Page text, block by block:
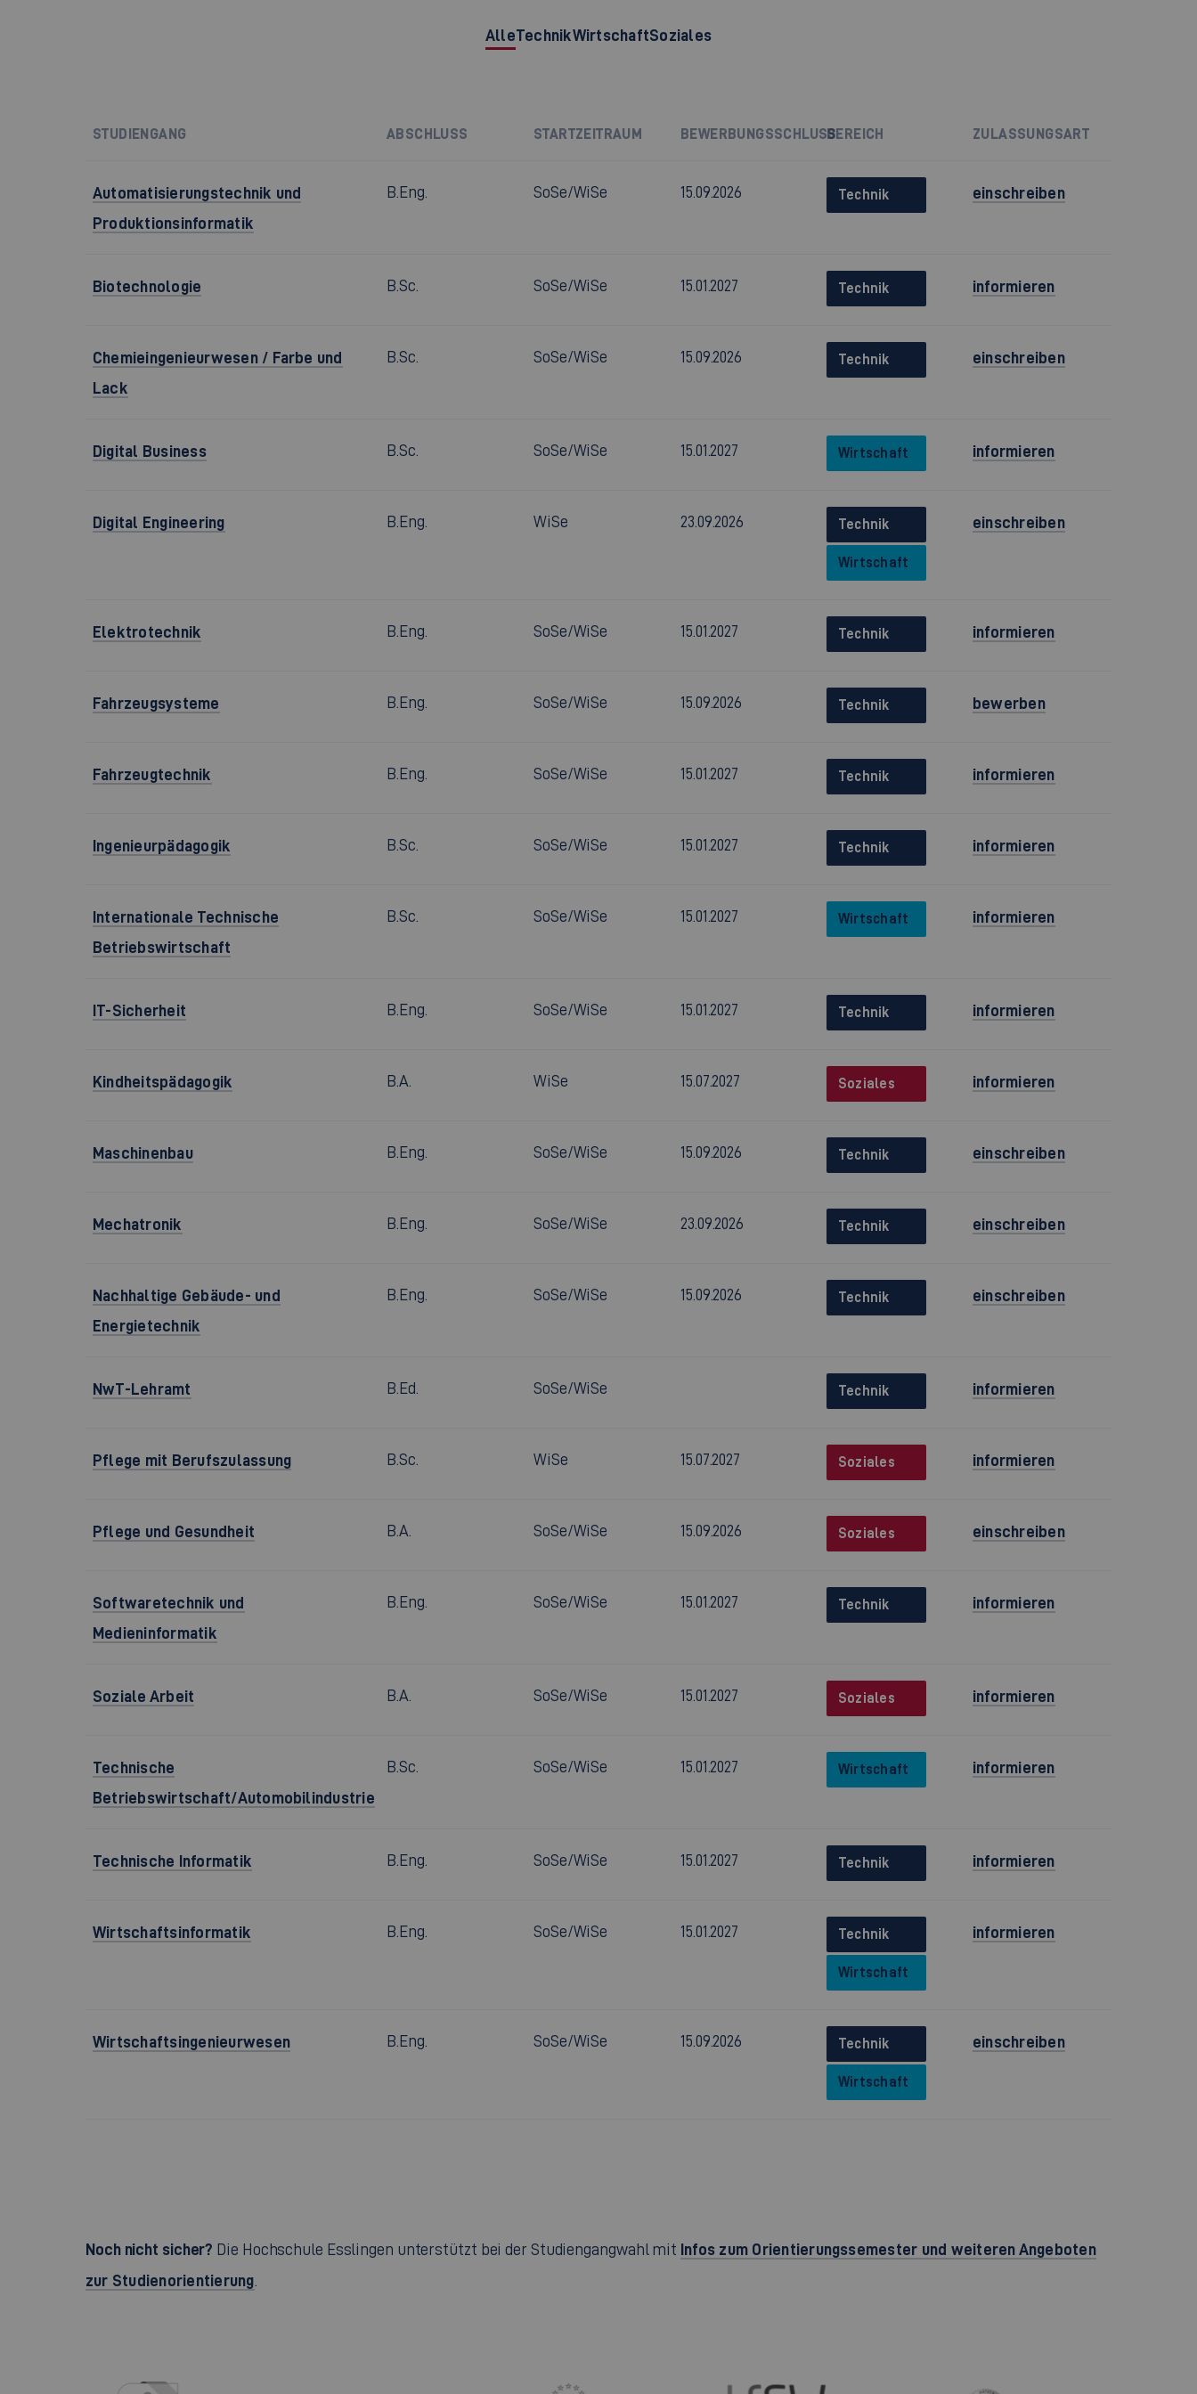
AlleTechnikWirtschaftSoziales
STUDIENGANG ABSCHLUSS STARTZEITRAUM BEWERBUNGSSCHLUSSBEREICH ZULASSUNGSART
Automatisierungstechnik und
Produktionsinformatik
B.Eng. SoSe/WiSe 15.09.2026 Technik einschreiben
Biotechnologie B.Sc. SoSe/WiSe 15.01.2027 Technik informieren
Chemieingenieurwesen / Farbe und
Lack
B.Sc. SoSe/WiSe 15.09.2026 Technik einschreiben
Digital Business B.Sc. SoSe/WiSe 15.01.2027 Wirtschaft informieren
Digital Engineering B.Eng. WiSe 23.09.2026 Technik
Wirtschaft
einschreiben
Elektrotechnik B.Eng. SoSe/WiSe 15.01.2027 Technik informieren
Fahrzeugsysteme B.Eng. SoSe/WiSe 15.09.2026 Technik bewerben
Fahrzeugtechnik B.Eng. SoSe/WiSe 15.01.2027 Technik informieren
Ingenieurpädagogik B.Sc. SoSe/WiSe 15.01.2027 Technik informieren
Internationale Technische
Betriebswirtschaft
B.Sc. SoSe/WiSe 15.01.2027 Wirtschaft informieren
IT-Sicherheit B.Eng. SoSe/WiSe 15.01.2027 Technik informieren
Kindheitspädagogik B.A. WiSe 15.07.2027 Soziales informieren
Maschinenbau B.Eng. SoSe/WiSe 15.09.2026 Technik einschreiben
Mechatronik B.Eng. SoSe/WiSe 23.09.2026 Technik einschreiben
Nachhaltige Gebäude- und
Energietechnik
B.Eng. SoSe/WiSe 15.09.2026 Technik einschreiben
NwT-Lehramt B.Ed. SoSe/WiSe Technik informieren
Pflege mit Berufszulassung B.Sc. WiSe 15.07.2027 Soziales informieren
Pflege und Gesundheit B.A. SoSe/WiSe 15.09.2026 Soziales einschreiben
Softwaretechnik und
Medieninformatik
B.Eng. SoSe/WiSe 15.01.2027 Technik informieren
Soziale Arbeit B.A. SoSe/WiSe 15.01.2027 Soziales informieren
Technische
Betriebswirtschaft/Automobilindustrie
B.Sc. SoSe/WiSe 15.01.2027 Wirtschaft informieren
Technische Informatik B.Eng. SoSe/WiSe 15.01.2027 Technik informieren
Wirtschaftsinformatik B.Eng. SoSe/WiSe 15.01.2027 Technik
Wirtschaft
informieren
Wirtschaftsingenieurwesen B.Eng. SoSe/WiSe 15.09.2026 Technik
Wirtschaft
einschreiben
Noch nicht sicher? Die Hochschule Esslingen unterstützt bei der Studiengangwahl mit Infos zum Orientierungssemester und weiteren Angeboten
zur Studienorientierung